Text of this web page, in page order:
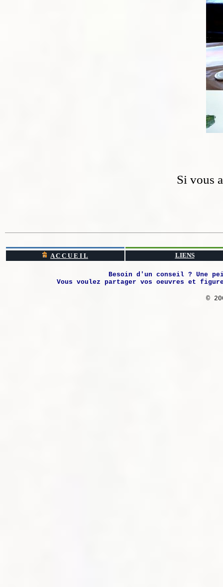
Si vous
A C C U E I L LIENS
Besoin d'un conseil ? Une
Vous voulez partager vos oeuvres et
©